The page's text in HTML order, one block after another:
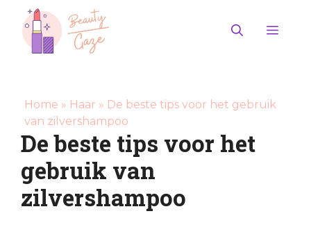
naar
Home » Haar » De beste tips voor het gebruik
van zilvershampoo
De beste tips voor het
gebruik van
zilvershampoo